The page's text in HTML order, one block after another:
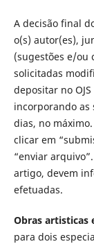
A decisão final
o(s) autor(es),
(sugestões e/ou
solicitadas
depositar no
incorporando as
dias, no
clicar em
“enviar
artigo, devem
efetuadas.
Obras artisticas
para dois